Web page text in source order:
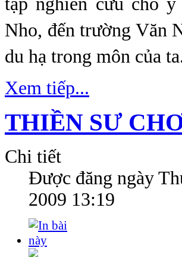
Nho, đến trường Văn
du hạ trong môn của
Xem tiếp...
THIỀN SƯ
Chi tiết
Được đăng ngày
2009 13:19